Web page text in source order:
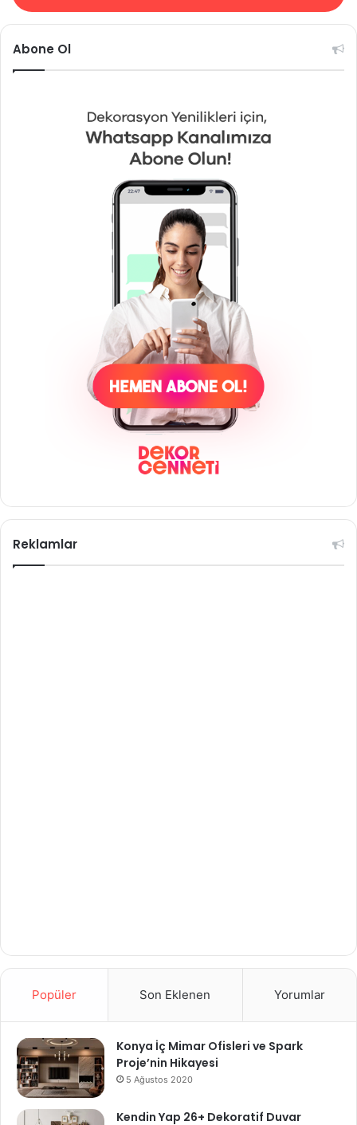
Abone Ol
Reklamlar
Popüler Son Eklenen Yorumlar
Konya İç Mimar Ofisleri ve Spark
Proje’nin Hikayesi
5 Ağustos 2020
Kendin Yap 26+ Dekoratif Duvar